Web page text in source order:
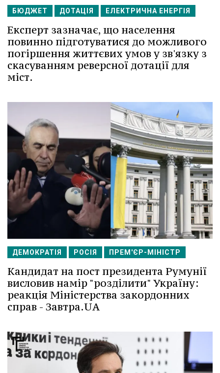
БЮДЖЕТ ДОТАЦІЯ ЕЛЕКТРИЧНА ЕНЕРГІЯ
Експерт зазначає, що населення
повинно підготуватися до можливого
погіршення життєвих умов у зв'язку з
скасуванням реверсної дотації для
міст.
ДЕМОКРАТІЯ РОСІЯ ПРЕМ'ЄР-МІНІСТР
Кандидат на пост президента Румунії
висловив намір "розділити" Україну:
реакція Міністерства закордонних
справ - Завтра.UA